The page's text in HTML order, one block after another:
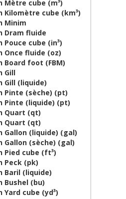
Mètre cube (m³)
Kilomètre cube (km³)
Minim
Dram fluide
Pouce cube (in³)
Once fluide (oz)
Board foot (FBM)
Gill
Gill (liquide)
Pinte (sèche) (pt)
Pinte (liquide) (pt)
Quart (qt)
Quart (qt)
Gallon (liquide) (gal)
Gallon (sèche) (gal)
Pied cube (ft³)
Peck (pk)
Baril (liquide)
Bushel (bu)
Yard cube (yd³)